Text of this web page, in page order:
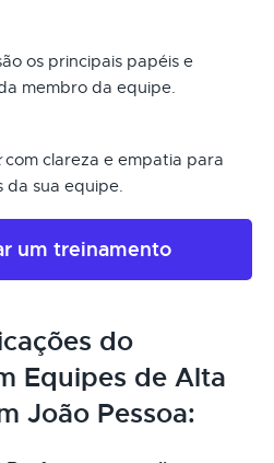
os principais papéis e
membro da equipe.
com clareza e empatia para
da sua equipe.
um treinamento
do
Equipes de Alta
João Pessoa: